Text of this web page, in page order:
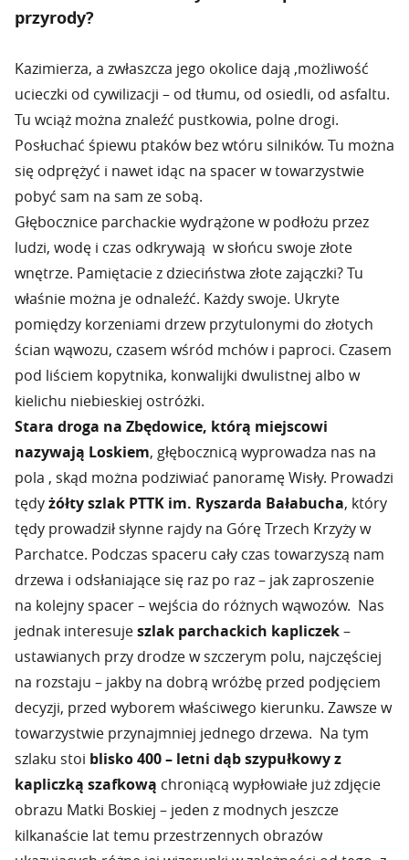
przyrody?
Kazimierza, a zwłaszcza jego okolice dają ,możliwość
ucieczki od cywilizacji – od tłumu, od osiedli, od asfaltu.
Tu wciąż można znaleźć pustkowia, polne drogi.
Posłuchać śpiewu ptaków bez wtóru silników. Tu można
się odprężyć i nawet idąc na spacer w towarzystwie
pobyć sam na sam ze sobą.
Głębocznice parchackie wydrążone w podłożu przez
ludzi, wodę i czas odkrywają w słońcu swoje złote
wnętrze. Pamiętacie z dzieciństwa złote zajączki? Tu
właśnie można je odnaleźć. Każdy swoje. Ukryte
pomiędzy korzeniami drzew przytulonymi do złotych
ścian wąwozu, czasem wśród mchów i paproci. Czasem
pod liściem kopytnika, konwalijki dwulistnej albo w
kielichu niebieskiej ostróżki.
Stara droga na Zbędowice, którą miejscowi
nazywają Loskiem, głębocznicą wyprowadza nas na
pola , skąd można podziwiać panoramę Wisły. Prowadzi
tędyżółty szlak PTTK im. Ryszarda Bałabucha, który
tędy prowadził słynne rajdy na Górę Trzech Krzyży w
Parchatce. Podczas spaceru cały czas towarzyszą nam
drzewa i odsłaniające się raz po raz – jak zaproszenie
na kolejny spacer – wejścia do różnych wąwozów. Nas
jednak interesujeszlak parchackich kapliczek–
ustawianych przy drodze w szczerym polu, najczęściej
na rozstaju – jakby na dobrą wróżbę przed podjęciem
decyzji, przed wyborem właściwego kierunku. Zawsze w
towarzystwie przynajmniej jednego drzewa. Na tym
szlaku stoi blisko 400 – letni dąb szypułkowy z
kapliczką szafkową chroniącą wypłowiałe już zdjęcie
obrazu Matki Boskiej – jeden z modnych jeszcze
kilkanaście lat temu przestrzennych obrazów